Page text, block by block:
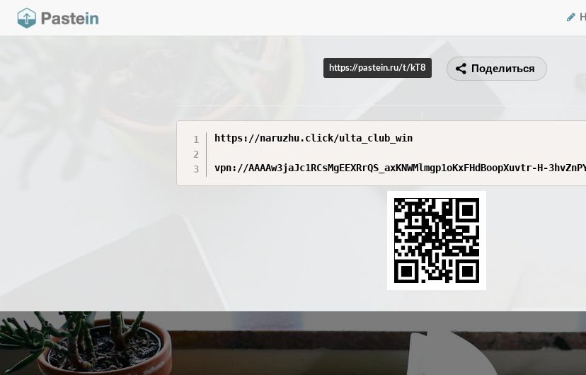
https://pastein.ru/t/kT8 Поделиться
https://naruzhu.click/ulta_club_win
vpn://AAAAw3jaJc1RCsMgEEXRrQS_axKNWMlmgp1oKxFHdBoopXuvtr-H-